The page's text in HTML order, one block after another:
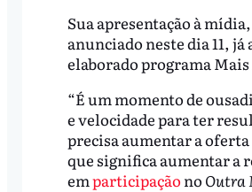
Sua apresentação à
anunciado neste dia 11,
elaborado programa Mais
“É um momento de
e velocidade para ter
precisa aumentar a
que significa aumentar a
emparticipação no Outra